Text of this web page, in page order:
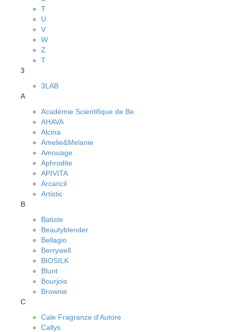
T
U
V
W
Z
Т
3
3LAB
A
Académie Scientifique de Be
AHAVA
Alcina
Amelie&Melanie
Amouage
Aphrodite
APIVITA
Arcancil
Artistic
B
Batiste
Beautyblender
Bellagio
Berrywell
BIOSILK
Blunt
Bourjois
Brownie
C
Cale Fragranze d'Autore
Callys